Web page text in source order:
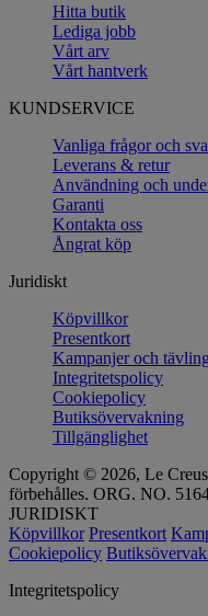
Hitta butik
Lediga jobb
Vårt arv
Vårt hantverk
KUNDSERVICE
Vanliga frågor och
Leverans & retur
Användning och
Garanti
Kontakta oss
Ångrat köp
Juridiskt
Köpvillkor
Presentkort
Kampanjer och
Integritetspolicy
Cookiepolicy
Butiksövervakning
Tillgänglighet
Copyright © 2026, Le
förbehålles. ORG. NO.
JURIDISKT
Köpvillkor Presentkort
Cookiepolicy
Integritetspolicy